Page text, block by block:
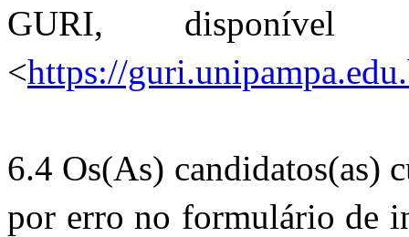
GURI, disponível
<https://
6.4 Os(As) candidatos(as)
por erro no formulário de